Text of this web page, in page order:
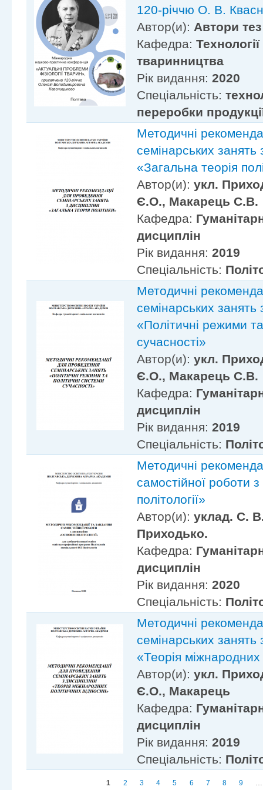
120-річчю О. В.
Автор(и): Автори тез
Кафедра:
тваринництва
Рік видання:2020
Спеціальність:
переробки
Методичні
семінарських занять
«Загальна теорія
Автор(и):укл.
Є.О., Макарець С.В.
Кафедра:
дисциплін
Рік видання:2019
Спеціальність:
Методичні
семінарських занять
«Політичні режими
сучасності»
Автор(и):укл.
Є.О., Макарець С.В.
Кафедра:
дисциплін
Рік видання:2019
Спеціальність:
Методичні
самостійної роботи
політології»
Автор(и):уклад. С.
Приходько.
Кафедра:
дисциплін
Рік видання:2020
Спеціальність:
Методичні
семінарських занять
«Теорія міжнародних
Автор(и):укл.
Є.О., Макарець
Кафедра:
дисциплін
Рік видання:2019
Спеціальність:
1 2 3 4 5 6 7 8 9 …